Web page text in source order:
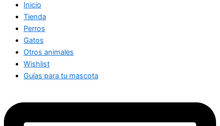
Inicio
Tienda
Perros
Gatos
Otros animales
Wishlist
Guías para tu mascota